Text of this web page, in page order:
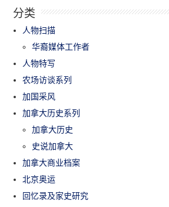
分类
人物扫描
华裔媒体工作者
人物特写
农场访谈系列
加国采风
加拿大历史系列
加拿大历史
史说加拿大
加拿大商业档案
北京奥运
回忆录及家史研究